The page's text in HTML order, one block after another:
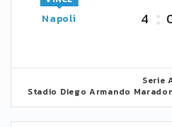
Napoli 4
Serie
Stadio Diego Armando